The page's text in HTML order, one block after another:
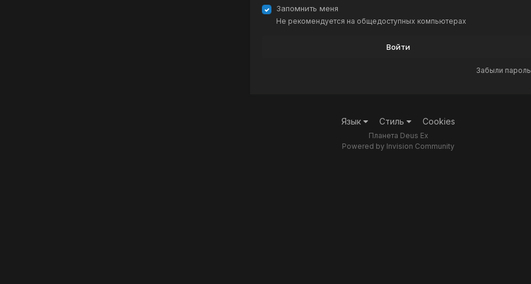
Запомнить меня
Не рекомендуется на общедоступных компьютерах
Войти
Забыли
Язык Стиль Cookies
Планета Deus Ex
Powered by Invision Community